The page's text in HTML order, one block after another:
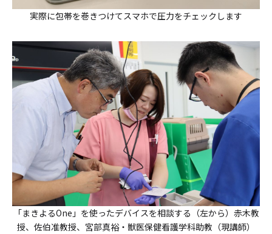
実際に包帯を巻きつけてスマホで圧力をチェックします
「まきよるOne」を使ったデバイスを相談する（左から）赤木教
授、佐伯准教授、宮部真裕・獣医保健看護学科助教（現講師）